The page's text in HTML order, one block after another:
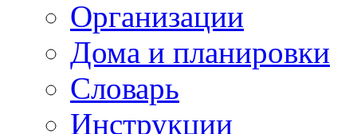
Организации
Дома и планировки
Словарь
Инструкции